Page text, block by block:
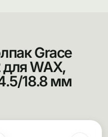
Металлические
Стеклянные
Grace
WAX,
18.8 мм